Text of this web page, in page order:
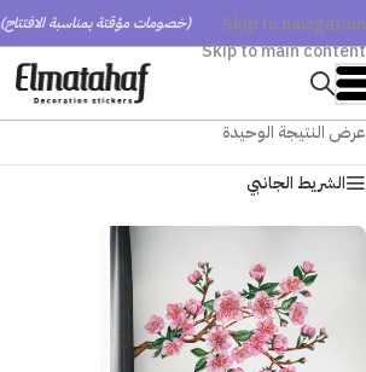
Skip to navigation
Skip to main content
(خصومات مؤقتة بمناسبة الافتتاح)
عرض النتيجة الوحيدة
الشريط الجانبي